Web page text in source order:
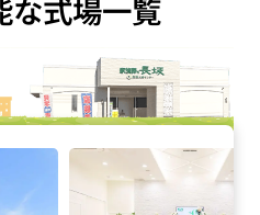
な式場一覧
詳細へ